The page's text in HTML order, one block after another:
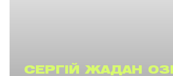
СЕРГІЙ ЖАДАН